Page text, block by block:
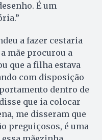
É um
a fazer cestaria
mãe procurou a
que a filha estava
com disposição
dentro de
que ia colocar
me disseram que
preguiçosos, é uma